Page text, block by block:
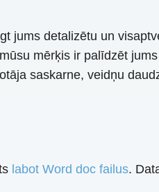
jums detalizētu un
mērķis ir palīdzēt
saskarne, veidņu
labot Word doc failus.